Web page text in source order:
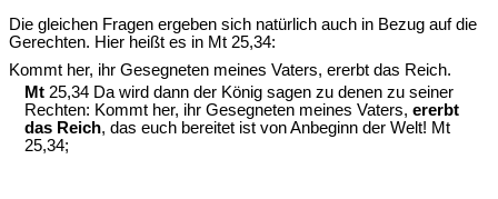
Die gleichen Fragen ergeben sich natürlich auch in Bezug auf die
Gerechten. Hier heißt es in Mt 25,34:
Kommt her, ihr Gesegneten meines Vaters, ererbt das Reich.
Mt 25,34 Da wird dann der König sagen zu denen zu seiner
Rechten: Kommt her, ihr Gesegneten meines Vaters, ererbt
das Reich, das euch bereitet ist von Anbeginn der Welt! Mt
25,34;